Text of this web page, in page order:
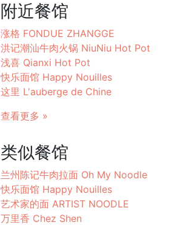
附近餐馆
涨格 FONDUE ZHANGGE
洪记潮汕牛肉火锅 NiuNiu Hot Pot
浅喜 Qianxi Hot Pot
快乐面馆 Happy Nouilles
这里 L'auberge de Chine
查看更多 »
类似餐馆
兰州陈记牛肉拉面 Oh My Noodle
快乐面馆 Happy Nouilles
艺术家的面 ARTIST NOODLE
万里香 Chez Shen